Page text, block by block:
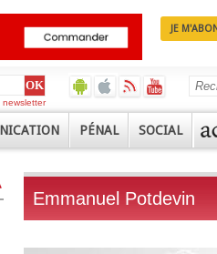
JE
newsletter
PÉNAL SOCIAL
Emmanuel Potdevin